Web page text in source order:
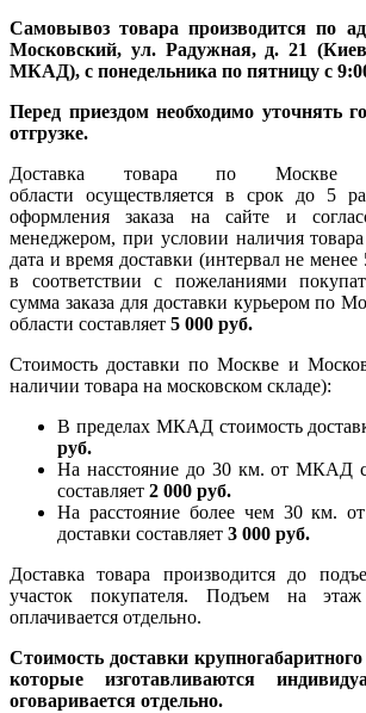
Самовывоз товара производится по
Московский, ул. Радужная, д. 21
МКАД), с понедельника по пятницу с
Перед приездом необходимо уточнять
отгрузке.
Доставка товара по Москве
области осуществляется в срок до 5
оформления заказа на сайте и
менеджером, при условии наличия
дата и время доставки (интервал не менее
в соответствии с пожеланиями
сумма заказа для доставки курьером по
области составляет 5 000 руб.
Стоимость доставки по Москве и
наличии товара на московском складе):
В пределах МКАД стоимость
руб.
На насcтояние до 30 км. от МКАД
составляет 2 000 руб.
На расстояние более чем 30 км.
доставки составляет 3 000 руб.
Доставка товара производится до
участок покупателя. Подъем на этаж
оплачивается отдельно.
Стоимость доставки
которые изготавливаются
оговаривается отдельно.